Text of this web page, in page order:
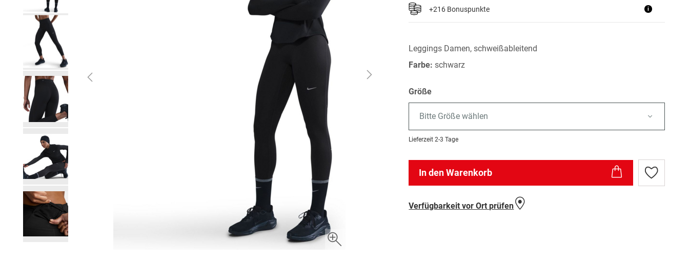
+216 Bonuspunkte i
Leggings Damen, schweißableitend
Farbe:schwarz
Größe
Bitte Größe wählen
Lieferzeit 2-3 Tage
In den Warenkorb
Zur
Wunschliste
Verfügbarkeit vor Ort prüfen